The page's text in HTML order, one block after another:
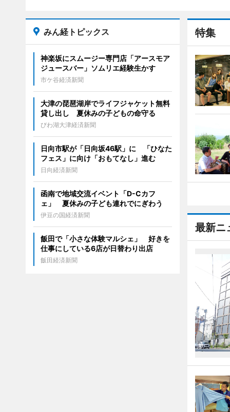
特集
最新ニ
みん経トピックス
神楽坂にスムージー専門店「アースモア
ジュースバー」ソムリエ経験生かす
市ケ谷経済新聞
大津の琵琶湖岸でライフジャケット無料
貸し出し 夏休みの子どもの命守る
びわ湖大津経済新聞
日向市駅が「日向坂46駅」に 「ひなた
フェス」に向け「おもてなし」進む
日向経済新聞
函南で地域交流イベント「D-Cカフ
ェ」 夏休みの子ども連れでにぎわう
伊豆の国経済新聞
飯田で「小さな体験マルシェ」 好きを
仕事にしている6店が日替わり出店
飯田経済新聞